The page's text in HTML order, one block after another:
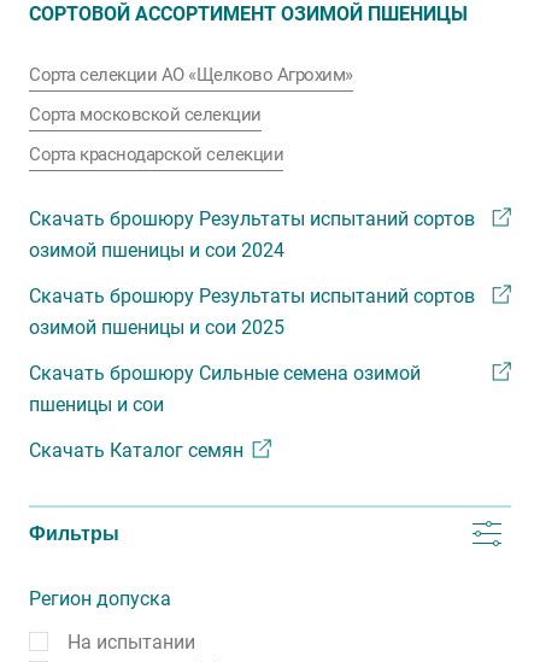
СОРТОВОЙ АССОРТИМЕНТ ОЗИМОЙ ПШЕНИЦЫ
Сорта селекции АО «Щелково Агрохим»
Сорта московской селекции
Сорта краснодарской селекции
Скачать брошюру Результаты испытаний сортов
озимой пшеницы и сои 2024
Скачать брошюру Результаты испытаний сортов
озимой пшеницы и сои 2025
Скачать брошюру Сильные семена озимой
пшеницы и сои
Скачать Каталог семян
Фильтры
Регион допуска
На испытании